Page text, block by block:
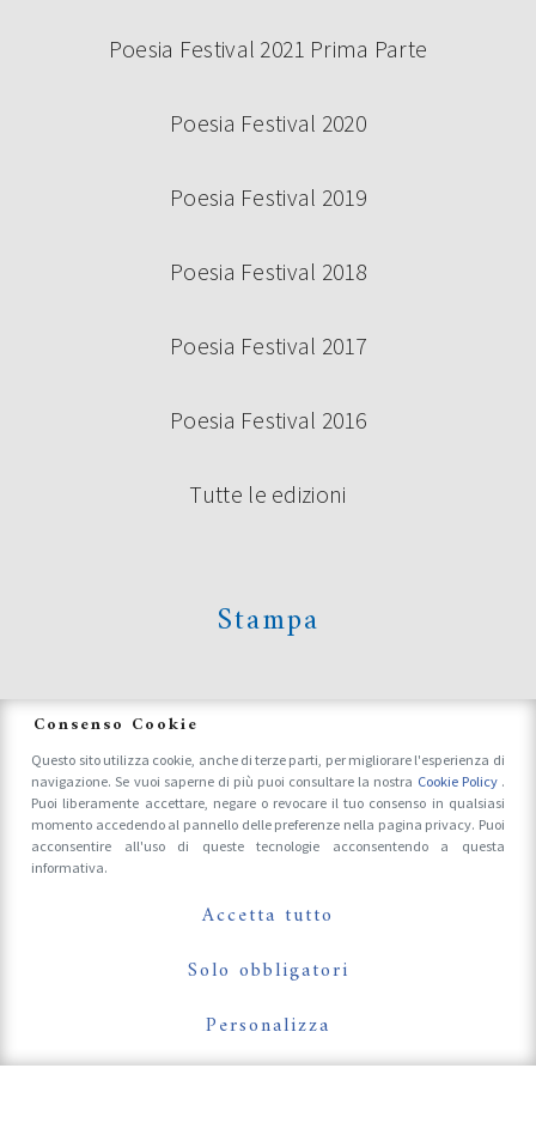
Poesia Festival 2021 Prima Parte
Poesia Festival 2020
Poesia Festival 2019
Poesia Festival 2018
Poesia Festival 2017
Poesia Festival 2016
Tutte le edizioni
Stampa
Accrediti Stampa e Fotografi
Follow Us On
Consenso Cookie
Questo sito utilizza cookie, anche di terze parti, per migliorare l'esperienza di
navigazione. Se vuoi saperne di più puoi consultare la nostra Cookie Policy .
Puoi liberamente accettare, negare o revocare il tuo consenso in qualsiasi
momento accedendo al pannello delle preferenze nella pagina privacy. Puoi
acconsentire all'uso di queste tecnologie acconsentendo a questa
informativa.
Accetta tutto
Solo obbligatori
Personalizza